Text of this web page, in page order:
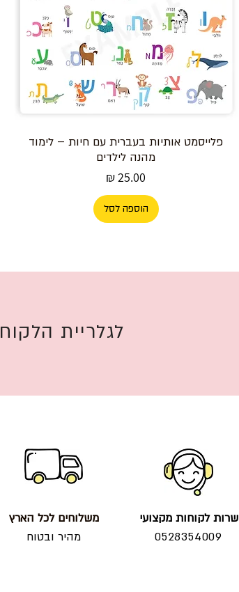
פלייסמט אותיות בעברית עם חיות – לימוד
מהנה לילדים
מחיר
הוספה לסל
לגלריית
משלוחים לכל הארץ
מהיר ובטוח
שרות לקוחות מקצועי
0528354009